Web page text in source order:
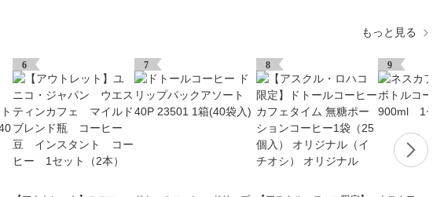
もっと見る
6 7 8 9